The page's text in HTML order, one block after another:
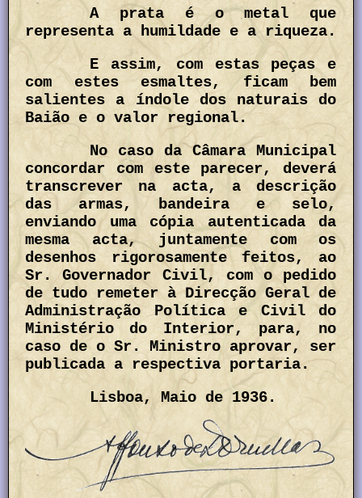
A prata é o metal que
representa a humildade e a riqueza.
E assim, com estas peças e
com estes esmaltes, ficam bem
salientes a índole dos naturais do
Baião e o valor regional.
No caso da Câmara Municipal
concordar com este parecer, deverá
transcrever na acta, a descrição
das armas, bandeira e selo,
enviando uma cópia autenticada da
mesma acta, juntamente com os
desenhos rigorosamente feitos, ao
Sr. Governador Civil, com o pedido
de tudo remeter à Direcção Geral de
Administração Política e Civil do
Ministério do Interior, para, no
caso de o Sr. Ministro aprovar, ser
publicada a respectiva portaria.
Lisboa, Maio de 1936.